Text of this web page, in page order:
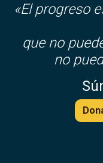
«El progreso
que no
no